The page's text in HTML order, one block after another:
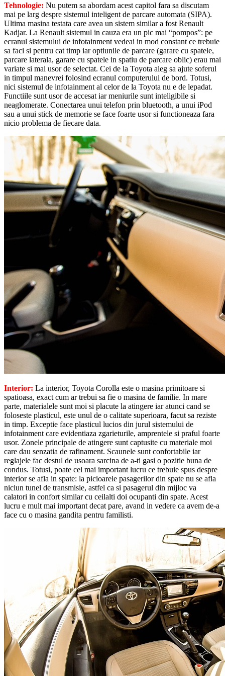
Tehnologie: Nu putem sa abordam acest capitol fara sa discutam
mai pe larg despre sistemul inteligent de parcare automata (SIPA).
Ultima masina testata care avea un sistem similar a fost Renault
Kadjar. La Renault sistemul in cauza era un pic mai “pompos”: pe
ecranul sistemului de infotainment vedeai in mod constant ce trebuie
sa faci si pentru cat timp iar optiunile de parcare (garare cu spatele,
parcare laterala, garare cu spatele in spatiu de parcare oblic) erau mai
variate si mai usor de selectat. Cei de la Toyota aleg sa ajute soferul
in timpul manevrei folosind ecranul computerului de bord. Totusi,
nici sistemul de infotainment al celor de la Toyota nu e de lepadat.
Functiile sunt usor de accesat iar meniurile sunt inteligibile si
neaglomerate. Conectarea unui telefon prin bluetooth, a unui iPod
sau a unui stick de memorie se face foarte usor si functioneaza fara
nicio problema de fiecare data.
Interior: La interior, Toyota Corolla este o masina primitoare si
spatioasa, exact cum ar trebui sa fie o masina de familie. In mare
parte, materialele sunt moi si placute la atingere iar atunci cand se
foloseste plasticul, este unul de o calitate superioara, facut sa reziste
in timp. Exceptie face plasticul lucios din jurul sistemului de
infotainment care evidentiaza zgarieturile, amprentele si praful foarte
usor. Zonele principale de atingere sunt captusite cu materiale moi
care dau senzatia de rafinament. Scaunele sunt confortabile iar
reglajele fac destul de usoara sarcina de a-ti gasi o pozitie buna de
condus. Totusi, poate cel mai important lucru ce trebuie spus despre
interior se afla in spate: la picioarele pasagerilor din spate nu se afla
niciun tunel de transmisie, astfel ca si pasagerul din mijloc va
calatori in confort similar cu ceilalti doi ocupanti din spate. Acest
lucru e mult mai important decat pare, avand in vedere ca avem de-a
face cu o masina gandita pentru familisti.